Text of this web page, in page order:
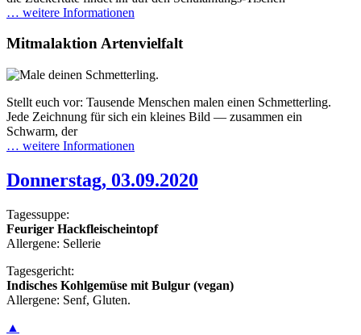
… weitere Informationen
Mitmalaktion Artenvielfalt
Stellt euch vor: Tausende Menschen malen einen Schmetterling.
Jede Zeichnung für sich ein kleines Bild — zusammen ein
Schwarm, der
… weitere Informationen
Donnerstag, 03.09.2020
Tagessuppe:
Feuriger Hackfleischeintopf
Allergene: Sellerie
Tagesgericht:
Indisches Kohlgemüse mit Bulgur (vegan)
Allergene: Senf, Gluten.
▲